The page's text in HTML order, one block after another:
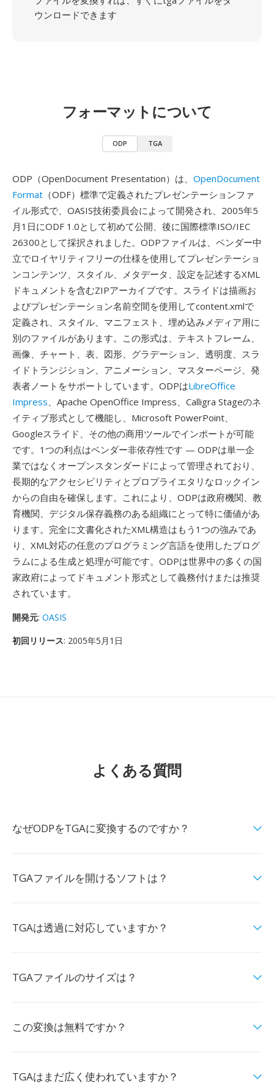
ウンロードできます
フォーマットについて
ODP TGA
ODP（OpenDocument Presentation）は、 OpenDocument
Format （ODF）標準で定義されたプレゼンテーションファ
イル形式で、OASIS技術委員会によって開発され、2005年5
月1日にODF 1.0として初めて公開、後に国際標準ISO/IEC
26300として採択されました。ODPファイルは、ベンダー中
立でロイヤリティフリーの仕様を使用してプレゼンテーショ
ンコンテンツ、スタイル、メタデータ、設定を記述するXML
ドキュメントを含むZIPアーカイブです。スライドは描画お
よびプレゼンテーション名前空間を使用してcontent.xmlで
定義され、スタイル、マニフェスト、埋め込みメディア用に
別のファイルがあります。この形式は、テキストフレーム、
画像、チャート、表、図形、グラデーション、透明度、スラ
イドトランジション、アニメーション、マスターページ、発
表者ノートをサポートしています。ODPはLibreOffice
Impress、Apache OpenOffice Impress、Calligra Stageのネ
イティブ形式として機能し、Microsoft PowerPoint、
Googleスライド、その他の商用ツールでインポートが可能
です。1つの利点はベンダー非依存性です — ODPは単一企
業ではなくオープンスタンダードによって管理されており、
長期的なアクセシビリティとプロプライエタリなロックイン
からの自由を確保します。これにより、ODPは政府機関、教
育機関、デジタル保存義務のある組織にとって特に価値があ
ります。完全に文書化されたXML構造はもう1つの強みであ
り、XML対応の任意のプログラミング言語を使用したプログ
ラムによる生成と処理が可能です。ODPは世界中の多くの国
家政府によってドキュメント形式として義務付けまたは推奨
されています。
開発元: OASIS
初回リリース: 2005年5月1日
よくある質問
なぜODPをTGAに変換するのですか？
TGAファイルを開けるソフトは？
TGAは透過に対応していますか？
TGAファイルのサイズは？
この変換は無料ですか？
TGAはまだ広く使われていますか？